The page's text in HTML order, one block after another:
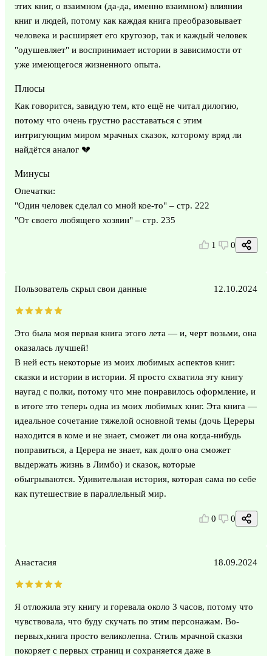
этих книг, о взаимном (да-да, именно взаимном) влиянии
книг и людей, потому как каждая книга преобразовывает
человека и расширяет его кругозор, так и каждый человек
"одушевляет" и воспринимает истории в зависимости от
уже имеющегося жизненного опыта.
Плюсы
Как говорится, завидую тем, кто ещё не читал дилогию,
потому что очень грустно расставаться с этим
интригующим миром мрачных сказок, которому вряд ли
найдётся аналог 💔
Минусы
Опечатки:
"Один человек сделал со мной кое-то" – стр. 222
"От своего любящего хозяин" – стр. 235
1 0
Пользователь скрыл свои данные 12.10.2024
Это была моя первая книга этого лета — и, черт возьми, она
оказалась лучшей!
В ней есть некоторые из моих любимых аспектов книг:
сказки и истории в истории. Я просто схватила эту книгу
наугад с полки, потому что мне понравилось оформление, и
в итоге это теперь одна из моих любимых книг. Эта книга —
идеальное сочетание тяжелой основной темы (дочь Цереры
находится в коме и не знает, сможет ли она когда-нибудь
поправиться, а Церера не знает, как долго она сможет
выдержать жизнь в Лимбо) и сказок, которые
обыгрываются. Удивительная история, которая сама по себе
как путешествие в параллельный мир.
0 0
Анастасия 18.09.2024
Я отложила эту книгу и горевала около 3 часов, потому что
чувствовала, что буду скучать по этим персонажам. Во-
первых,книга просто великолепна. Стиль мрачной сказки
покоряет с первых страниц и сохраняется даже в